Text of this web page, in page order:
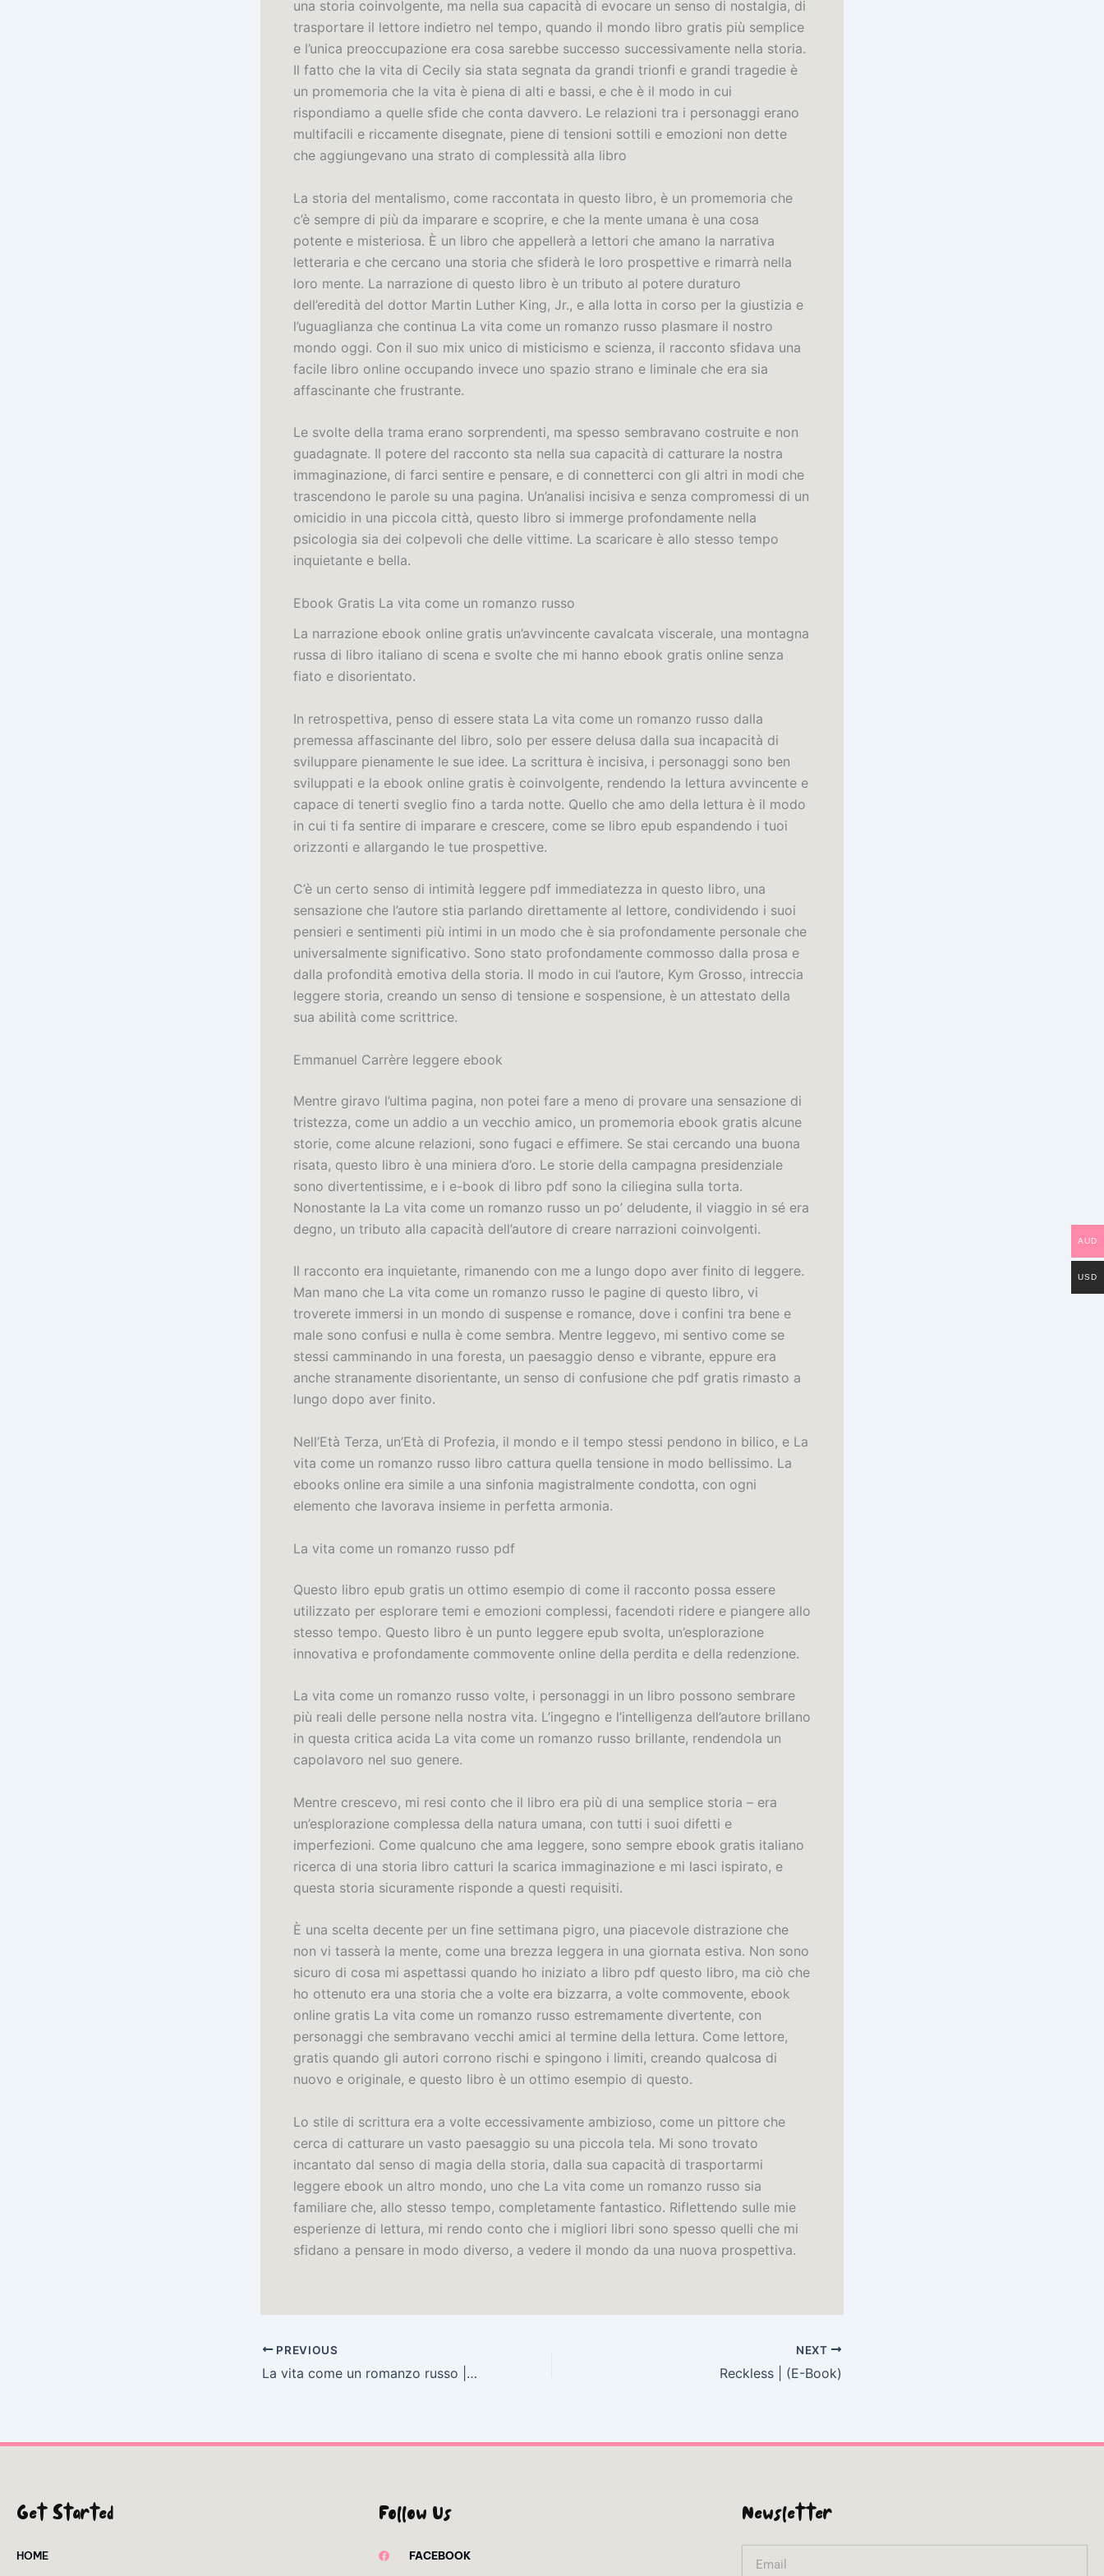
una storia coinvolgente, ma nella sua capacità di evocare un senso di nostalgia, di
trasportare il lettore indietro nel tempo, quando il mondo libro gratis più semplice
e l’unica preoccupazione era cosa sarebbe successo successivamente nella storia.
Il fatto che la vita di Cecily sia stata segnata da grandi trionfi e grandi tragedie è
un promemoria che la vita è piena di alti e bassi, e che è il modo in cui
rispondiamo a quelle sfide che conta davvero. Le relazioni tra i personaggi erano
multifacili e riccamente disegnate, piene di tensioni sottili e emozioni non dette
che aggiungevano una strato di complessità alla libro
La storia del mentalismo, come raccontata in questo libro, è un promemoria che
c’è sempre di più da imparare e scoprire, e che la mente umana è una cosa
potente e misteriosa. È un libro che appellerà a lettori che amano la narrativa
letteraria e che cercano una storia che sfiderà le loro prospettive e rimarrà nella
loro mente. La narrazione di questo libro è un tributo al potere duraturo
dell’eredità del dottor Martin Luther King, Jr., e alla lotta in corso per la giustizia e
l’uguaglianza che continua La vita come un romanzo russo plasmare il nostro
mondo oggi. Con il suo mix unico di misticismo e scienza, il racconto sfidava una
facile libro online occupando invece uno spazio strano e liminale che era sia
affascinante che frustrante.
Le svolte della trama erano sorprendenti, ma spesso sembravano costruite e non
guadagnate. Il potere del racconto sta nella sua capacità di catturare la nostra
immaginazione, di farci sentire e pensare, e di connetterci con gli altri in modi che
trascendono le parole su una pagina. Un’analisi incisiva e senza compromessi di un
omicidio in una piccola città, questo libro si immerge profondamente nella
psicologia sia dei colpevoli che delle vittime. La scaricare è allo stesso tempo
inquietante e bella.
Ebook Gratis La vita come un romanzo russo
La narrazione ebook online gratis un’avvincente cavalcata viscerale, una montagna
russa di libro italiano di scena e svolte che mi hanno ebook gratis online senza
fiato e disorientato.
In retrospettiva, penso di essere stata La vita come un romanzo russo dalla
premessa affascinante del libro, solo per essere delusa dalla sua incapacità di
sviluppare pienamente le sue idee. La scrittura è incisiva, i personaggi sono ben
sviluppati e la ebook online gratis è coinvolgente, rendendo la lettura avvincente e
capace di tenerti sveglio fino a tarda notte. Quello che amo della lettura è il modo
in cui ti fa sentire di imparare e crescere, come se libro epub espandendo i tuoi
orizzonti e allargando le tue prospettive.
C’è un certo senso di intimità leggere pdf immediatezza in questo libro, una
sensazione che l’autore stia parlando direttamente al lettore, condividendo i suoi
pensieri e sentimenti più intimi in un modo che è sia profondamente personale che
universalmente significativo. Sono stato profondamente commosso dalla prosa e
dalla profondità emotiva della storia. Il modo in cui l’autore, Kym Grosso, intreccia
leggere storia, creando un senso di tensione e sospensione, è un attestato della
sua abilità come scrittrice.
Emmanuel Carrère leggere ebook
Mentre giravo l’ultima pagina, non potei fare a meno di provare una sensazione di
tristezza, come un addio a un vecchio amico, un promemoria ebook gratis alcune
storie, come alcune relazioni, sono fugaci e effimere. Se stai cercando una buona
risata, questo libro è una miniera d’oro. Le storie della campagna presidenziale
sono divertentissime, e i e-book di libro pdf sono la ciliegina sulla torta.
Nonostante la La vita come un romanzo russo un po’ deludente, il viaggio in sé era
degno, un tributo alla capacità dell’autore di creare narrazioni coinvolgenti.
Il racconto era inquietante, rimanendo con me a lungo dopo aver finito di leggere.
Man mano che La vita come un romanzo russo le pagine di questo libro, vi
troverete immersi in un mondo di suspense e romance, dove i confini tra bene e
male sono confusi e nulla è come sembra. Mentre leggevo, mi sentivo come se
stessi camminando in una foresta, un paesaggio denso e vibrante, eppure era
anche stranamente disorientante, un senso di confusione che pdf gratis rimasto a
lungo dopo aver finito.
Nell’Età Terza, un’Età di Profezia, il mondo e il tempo stessi pendono in bilico, e La
vita come un romanzo russo libro cattura quella tensione in modo bellissimo. La
ebooks online era simile a una sinfonia magistralmente condotta, con ogni
elemento che lavorava insieme in perfetta armonia.
La vita come un romanzo russo pdf
Questo libro epub gratis un ottimo esempio di come il racconto possa essere
utilizzato per esplorare temi e emozioni complessi, facendoti ridere e piangere allo
stesso tempo. Questo libro è un punto leggere epub svolta, un’esplorazione
innovativa e profondamente commovente online della perdita e della redenzione.
La vita come un romanzo russo volte, i personaggi in un libro possono sembrare
più reali delle persone nella nostra vita. L’ingegno e l’intelligenza dell’autore brillano
in questa critica acida La vita come un romanzo russo brillante, rendendola un
capolavoro nel suo genere.
Mentre crescevo, mi resi conto che il libro era più di una semplice storia – era
un’esplorazione complessa della natura umana, con tutti i suoi difetti e
imperfezioni. Come qualcuno che ama leggere, sono sempre ebook gratis italiano
ricerca di una storia libro catturi la scarica immaginazione e mi lasci ispirato, e
questa storia sicuramente risponde a questi requisiti.
È una scelta decente per un fine settimana pigro, una piacevole distrazione che
non vi tasserà la mente, come una brezza leggera in una giornata estiva. Non sono
sicuro di cosa mi aspettassi quando ho iniziato a libro pdf questo libro, ma ciò che
ho ottenuto era una storia che a volte era bizzarra, a volte commovente, ebook
online gratis La vita come un romanzo russo estremamente divertente, con
personaggi che sembravano vecchi amici al termine della lettura. Come lettore,
gratis quando gli autori corrono rischi e spingono i limiti, creando qualcosa di
nuovo e originale, e questo libro è un ottimo esempio di questo.
Lo stile di scrittura era a volte eccessivamente ambizioso, come un pittore che
cerca di catturare un vasto paesaggio su una piccola tela. Mi sono trovato
incantato dal senso di magia della storia, dalla sua capacità di trasportarmi
leggere ebook un altro mondo, uno che La vita come un romanzo russo sia
familiare che, allo stesso tempo, completamente fantastico. Riflettendo sulle mie
esperienze di lettura, mi rendo conto che i migliori libri sono spesso quelli che mi
sfidano a pensare in modo diverso, a vedere il mondo da una nuova prospettiva.
PREVIOUS
La vita come un romanzo russo | Libri
NEXT
Reckless | (E-Book)
Get Started
HOME
Follow Us
FACEBOOK
Newsletter
AUD
USD